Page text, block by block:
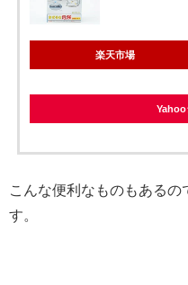
楽天市場
Yahoo
こんな便利なものもある
す。